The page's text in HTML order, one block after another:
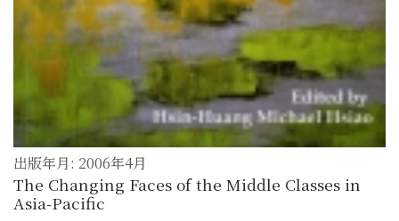
出版年月: 2006年4月
The Changing Faces of the Middle Classes in
Asia-Pacific